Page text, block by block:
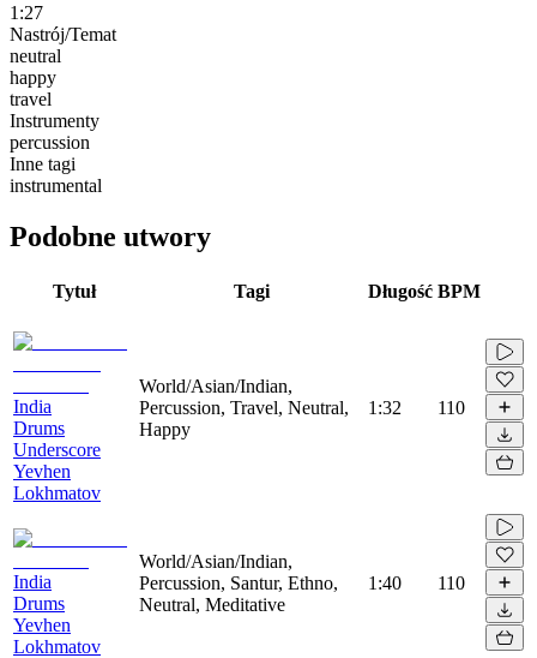
1:27
Nastrój/Temat
neutral
happy
travel
Instrumenty
percussion
Inne tagi
instrumental
Podobne utwory
Tytuł Tagi Długość BPM
India
Drums
Underscore
Yevhen
Lokhmatov
World/Asian/Indian,
Percussion, Travel, Neutral,
Happy
1:32 110
India
Drums
Yevhen
Lokhmatov
World/Asian/Indian,
Percussion, Santur, Ethno,
Neutral, Meditative
1:40 110